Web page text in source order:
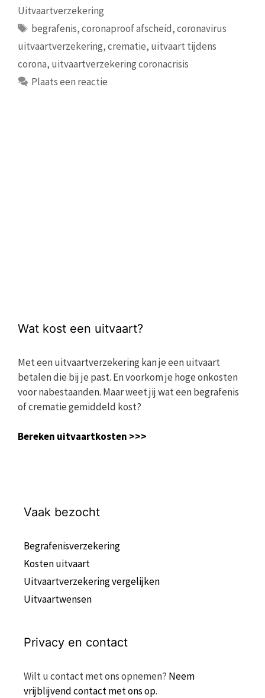
Uitvaartverzekering
Tags
begrafenis,coronaproof afscheid,coronavirus
uitvaartverzekering,crematie, uitvaart tijdens
corona, uitvaartverzekering coronacrisis
Plaats een reactie
Wat kost een uitvaart?
Met een uitvaartverzekering kan je een uitvaart
betalen die bij je past. En voorkom je hoge onkosten
voor nabestaanden. Maar weet jij wat een begrafenis
of crematie gemiddeld kost?
Bereken uitvaartkosten >>>
Vaak bezocht
Begrafenisverzekering
Kosten uitvaart
Uitvaartverzekering vergelijken
Uitvaartwensen
Privacy en contact
Wilt u contact met ons opnemen? Neem
vrijblijvend contact met ons op.